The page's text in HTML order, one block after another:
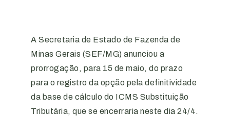
A Secretaria de Estado de Fazenda de
Minas Gerais (SEF/MG) anunciou a
prorrogação, para 15 de maio, do prazo
para o registro da opção pela definitividade
da base de cálculo do ICMS Substituição
Tributária, que se encerraria neste dia 24/4.